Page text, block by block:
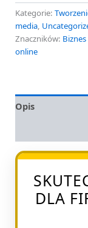
Kategorie:
media,
Znaczników:
online
Opis
DLA